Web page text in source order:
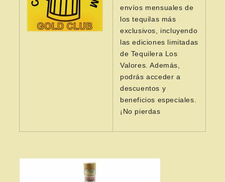
envíos mensuales de
los tequilas más
exclusivos, incluyendo
las ediciones limitadas
de Tequilera Los
Valores. Además,
podrás acceder a
descuentos y
beneficios especiales.
¡No pierdas